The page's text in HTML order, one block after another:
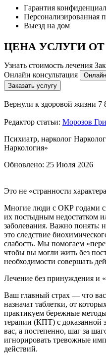
Гарантия
Персонализированная
Выезд на дом
ЦЕНА УСЛУГИ ОТ
Узнать стоимость лечения
Онлайн консультация
Заказать услугу
Вернули к здоровой жизни 7
Редактор статьи: Морозов
Психиатр, нарколог
Наркология»
Обновлено: 25 Июля 2026
Это не «странности
Многие люди с ОКР годами
их постыдным недостатком
заболевания. Важно понять:
это следствие
слабость. Мы помогаем
чтобы вы могли жить без
необходимости совершать
Лечение без принуждения и
Ваш главный страх — что
назначат таблетки, от
практикуем бережные
терапии (КПТ) с
вас, а постепенно, шаг за
игнорировать тревожные
действий.